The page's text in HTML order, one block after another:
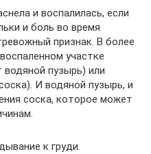
и воспалилась, если
и боль во время
признак. В более
участке
водяной пузырь) или
И водяной пузырь, и
соска, которое может
к груди.